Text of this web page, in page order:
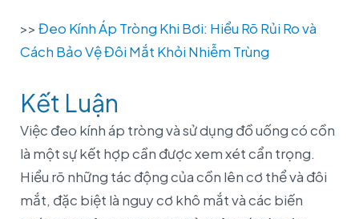
>> Đeo Kính Áp Tròng Khi Bơi: Hiểu Rõ Rủi Ro và
Cách Bảo Vệ Đôi Mắt Khỏi Nhiễm Trùng
Kết Luận
Việc đeo kính áp tròng và sử dụng đồ uống có cồn
là một sự kết hợp cần được xem xét cẩn trọng.
Hiểu rõ những tác động của cồn lên cơ thể và đôi
mắt, đặc biệt là nguy cơ khô mắt và các biến